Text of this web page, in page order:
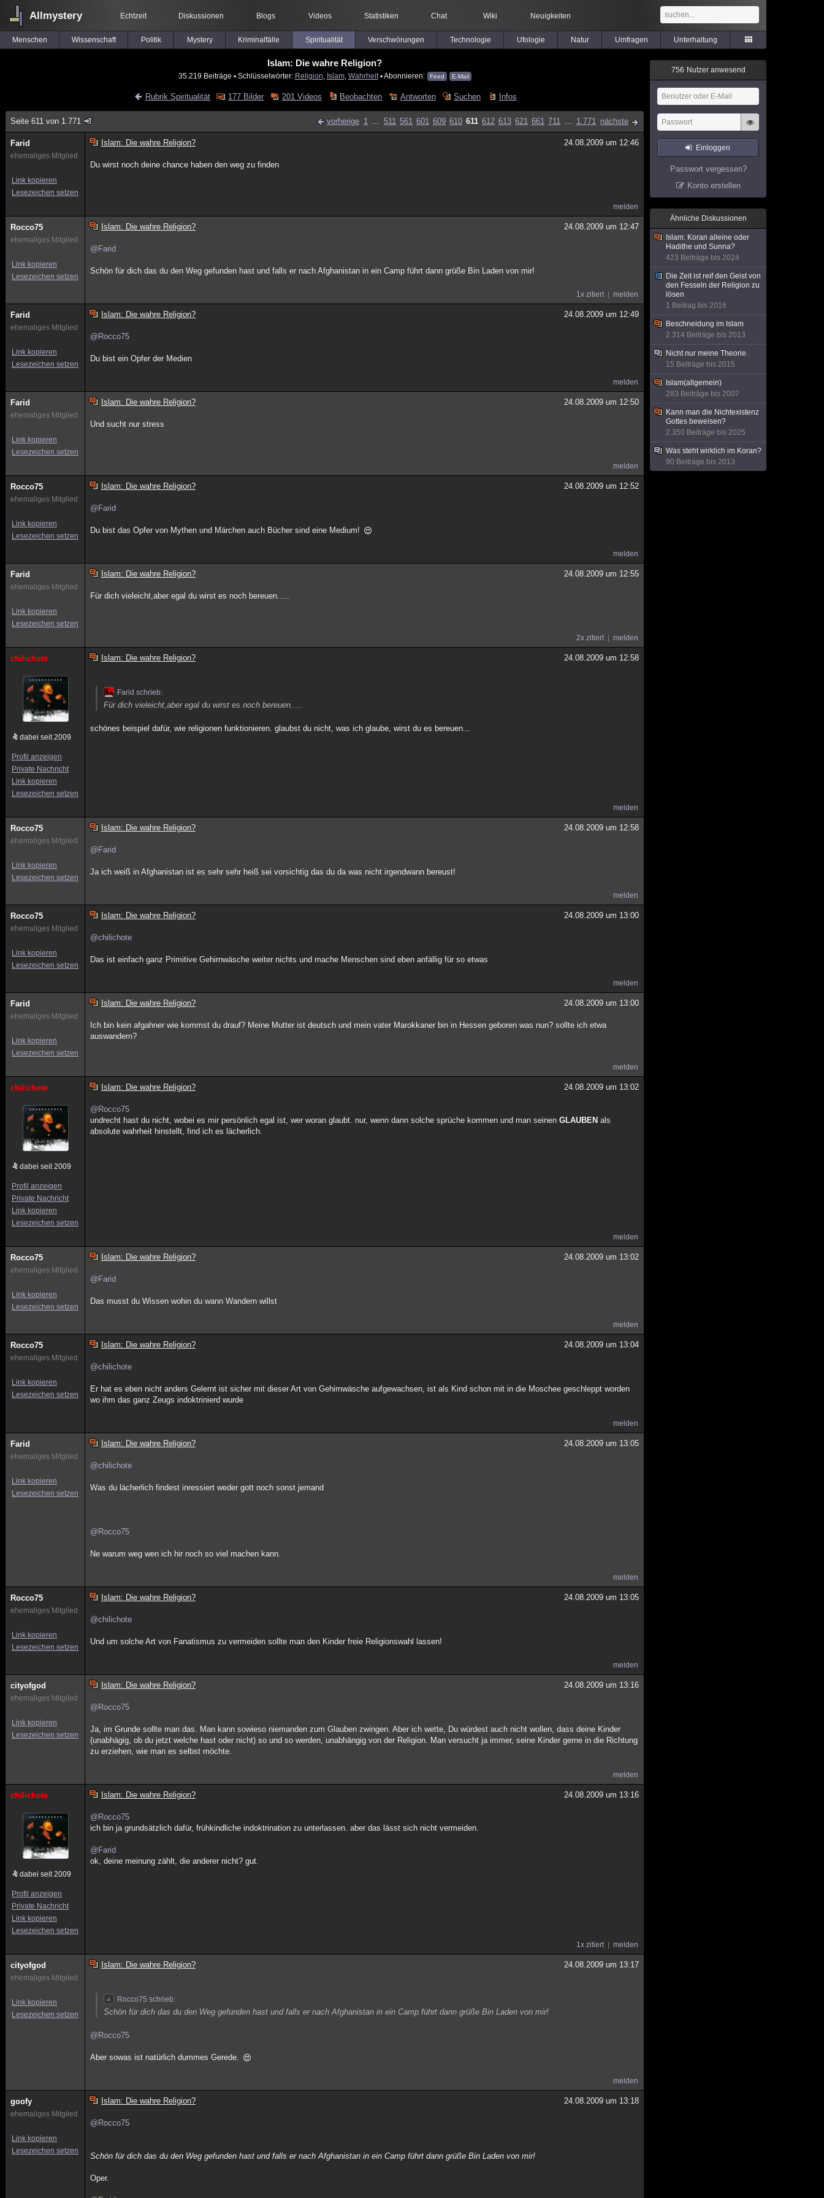
Allmystery Echtzeit Diskussionen Blogs Videos Statistiken Chat Wiki Neuigkeiten
Menschen Wissenschaft Politik Mystery Kriminalfälle Spiritualität Verschwörungen Technologie Ufologie Natur Umfragen Unterhaltung
Islam: Die wahre Religion?
35.219 Beiträge ▪ Schlüsselwörter: Religion Islam, Wahrheit▪ Abonnieren: Feed E-Mail
Rubrik Spiritualität 177 Bilder 201 Videos Beobachten Antworten Suchen Infos
Seite 611 von 1.771 vorherige 1 ... 511 561 601 609 610 611 612 613 621 661 711 ... 1.771 nächste
Farid
ehemaliges Mitglied
Link kopieren
Lesezeichen setzen
Islam: Die wahre Religion? 24.08.2009 um 12:46
Du wirst noch deine chance haben den weg zu finden
melden
Rocco75
ehemaliges Mitglied
Link kopieren
Lesezeichen setzen
Islam: Die wahre Religion? 24.08.2009 um 12:47
@Farid
Schön für dich das du den Weg gefunden hast und falls er nach Afghanistan in ein Camp führt dann grüße Bin Laden von mir!
1x zitiert melden
Farid
ehemaliges Mitglied
Link kopieren
Lesezeichen setzen
Islam: Die wahre Religion? 24.08.2009 um 12:49
@Rocco75
Du bist ein Opfer der Medien
melden
Farid
ehemaliges Mitglied
Link kopieren
Lesezeichen setzen
Islam: Die wahre Religion? 24.08.2009 um 12:50
Und sucht nur stress
melden
Rocco75
ehemaliges Mitglied
Link kopieren
Lesezeichen setzen
Islam: Die wahre Religion? 24.08.2009 um 12:52
@Farid
Du bist das Opfer von Mythen und Märchen auch Bücher sind eine Medium!
melden
Farid
ehemaliges Mitglied
Link kopieren
Lesezeichen setzen
Islam: Die wahre Religion? 24.08.2009 um 12:55
Für dich vieleicht,aber egal du wirst es noch bereuen.....
2x zitiert melden
chilichote
dabei seit 2009
Profil anzeigen
Private Nachricht
Link kopieren
Lesezeichen setzen
Islam: Die wahre Religion? 24.08.2009 um 12:58
Farid schrieb:
Für dich vieleicht,aber egal du wirst es noch bereuen.....
schönes beispiel dafür, wie religionen funktionieren. glaubst du nicht, was ich glaube, wirst du es bereuen...
melden
Rocco75
ehemaliges Mitglied
Link kopieren
Lesezeichen setzen
Islam: Die wahre Religion? 24.08.2009 um 12:58
@Farid
Ja ich weiß in Afghanistan ist es sehr sehr heiß sei vorsichtig das du da was nicht irgendwann bereust!
melden
Rocco75
ehemaliges Mitglied
Link kopieren
Lesezeichen setzen
Islam: Die wahre Religion? 24.08.2009 um 13:00
@chilichote
Das ist einfach ganz Primitive Gehirnwäsche weiter nichts und mache Menschen sind eben anfällig für so etwas
melden
Farid
ehemaliges Mitglied
Link kopieren
Lesezeichen setzen
Islam: Die wahre Religion? 24.08.2009 um 13:00
Ich bin kein afgahner wie kommst du drauf? Meine Mutter ist deutsch und mein vater Marokkaner bin in Hessen geboren was nun? sollte ich etwa
auswandern?
melden
chilichote
dabei seit 2009
Profil anzeigen
Private Nachricht
Link kopieren
Lesezeichen setzen
Islam: Die wahre Religion? 24.08.2009 um 13:02
@Rocco75
undrecht hast du nicht, wobei es mir persönlich egal ist, wer woran glaubt. nur, wenn dann solche sprüche kommen und man seinenGLAUBEN als
absolute wahrheit hinstellt, find ich es lächerlich.
melden
Rocco75
ehemaliges Mitglied
Link kopieren
Lesezeichen setzen
Islam: Die wahre Religion? 24.08.2009 um 13:02
@Farid
Das musst du Wissen wohin du wann Wandern willst
melden
Rocco75
ehemaliges Mitglied
Link kopieren
Lesezeichen setzen
Islam: Die wahre Religion? 24.08.2009 um 13:04
@chilichote
Er hat es eben nicht anders Gelernt ist sicher mit dieser Art von Gehirnwäsche aufgewachsen, ist als Kind schon mit in die Moschee geschleppt worden
wo ihm das ganz Zeugs indoktrinierd wurde
melden
Farid
ehemaliges Mitglied
Link kopieren
Lesezeichen setzen
Islam: Die wahre Religion? 24.08.2009 um 13:05
@chilichote
Was du lächerlich findest inressiert weder gott noch sonst jemand
@Rocco75
Ne warum weg wen ich hir noch so viel machen kann.
melden
Rocco75
ehemaliges Mitglied
Link kopieren
Lesezeichen setzen
Islam: Die wahre Religion? 24.08.2009 um 13:05
@chilichote
Und um solche Art von Fanatismus zu vermeiden sollte man den Kinder freie Religionswahl lassen!
melden
cityofgod
ehemaliges Mitglied
Link kopieren
Lesezeichen setzen
Islam: Die wahre Religion? 24.08.2009 um 13:16
@Rocco75
Ja, im Grunde sollte man das. Man kann sowieso niemanden zum Glauben zwingen. Aber ich wette, Du würdest auch nicht wollen, dass deine Kinder
(unabhägig, ob du jetzt welche hast oder nicht) so und so werden, unabhängig von der Religion. Man versucht ja immer, seine Kinder gerne in die Richtung
zu erziehen, wie man es selbst möchte.
melden
chilichote
dabei seit 2009
Profil anzeigen
Private Nachricht
Link kopieren
Lesezeichen setzen
Islam: Die wahre Religion? 24.08.2009 um 13:16
@Rocco75
ich bin ja grundsätzlich dafür, frühkindliche indoktrination zu unterlassen. aber das lässt sich nicht vermeiden.
@Farid
ok, deine meinung zählt, die anderer nicht? gut.
1x zitiert melden
cityofgod
ehemaliges Mitglied
Link kopieren
Lesezeichen setzen
Islam: Die wahre Religion? 24.08.2009 um 13:17
Rocco75 schrieb:
Schön für dich das du den Weg gefunden hast und falls er nach Afghanistan in ein Camp führt dann grüße Bin Laden von mir!
@Rocco75
Aber sowas ist natürlich dummes Gerede.
melden
goofy
ehemaliges Mitglied
Link kopieren
Lesezeichen setzen
Islam: Die wahre Religion? 24.08.2009 um 13:18
@Rocco75
Schön für dich das du den Weg gefunden hast und falls er nach Afghanistan in ein Camp führt dann grüße Bin Laden von mir!
Oper.
756 Nutzer anwesend
Einloggen
Passwort vergessen?
Konto erstellen
Ähnliche Diskussionen
Islam: Koran alleine oder
Hadithe und Sunna?
423 Beiträge bis 2024
Die Zeit ist reif den Geist von
den Fesseln der Religion zu
lösen
1 Beitrag bis 2016
Beschneidung im Islam
2.314 Beiträge bis 2013
Nicht nur meine Theorie.
15 Beiträge bis 2015
Islam(allgemein)
283 Beiträge bis 2007
Kann man die Nichtexistenz
Gottes beweisen?
2.350 Beiträge bis 2025
Was steht wirklich im Koran?
90 Beiträge bis 2013